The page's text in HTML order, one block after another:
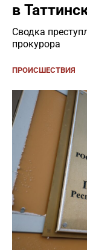
в
Сводка
прокурора
ПРОИСШЕСТВИЯ